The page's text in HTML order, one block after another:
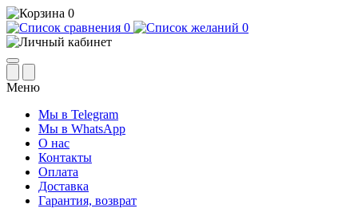
0
0
0
Меню
Мы в Telegram
Мы в WhatsApp
О нас
Контакты
Оплата
Доставка
Гарантия, возврат